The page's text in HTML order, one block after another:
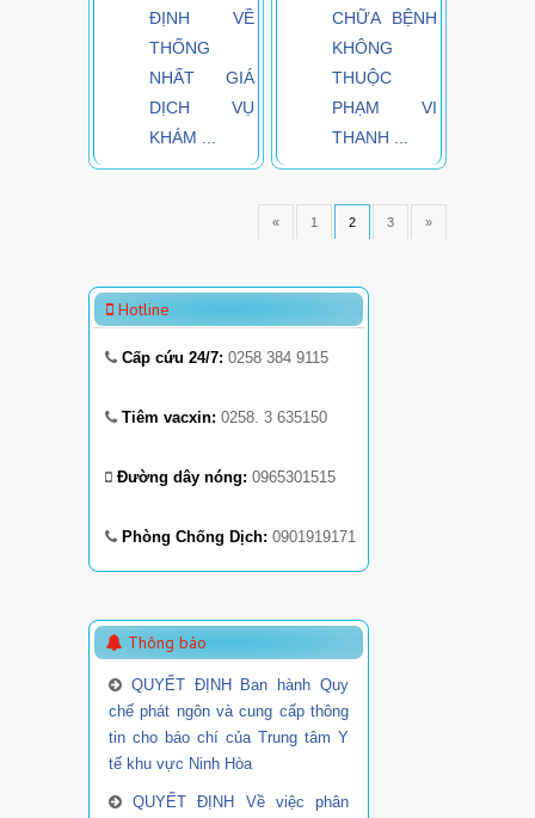
ĐỊNH VỀ
THỐNG
NHẤT GIÁ
DỊCH VỤ
KHÁM ...
CHỮA BỆNH
KHÔNG
THUỘC
PHẠM VI
THANH ...
« 1 2 3 »
Hotline
Cấp cứu 24/7: 0258 384 9115
Tiêm vacxin: 0258. 3 635150
Đường dây nóng: 0965301515
Phòng Chống Dịch: 0901919171
Thông báo
QUYẾT ĐỊNH Ban hành Quy
chế phát ngôn và cung cấp thông
tin cho báo chí của Trung tâm Y
tế khu vực Ninh Hòa
QUYẾT ĐỊNH Về việc phân